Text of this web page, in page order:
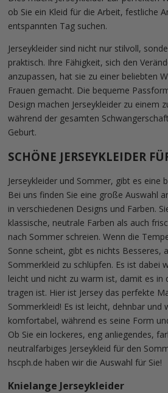
ob Sie ein Kleid für die Arbeit, festliche
entspannten Tag suchen.
Jerseykleider sind nicht nur stilvoll,
praktisch. Ihre Fähigkeit, sich den
anzupassen, hat sie zu einer beliebten
Frauen gemacht. Die bequeme
Design machen Jerseykleider zu einem
während der gesamten
Geburt.
SCHÖNE JERSEYKLEIDER
Jerseykleider und Sommer, gibt es eine
Bei uns finden Sie eine große Auswahl
in verschiedenen Designs und Farben.
klassische, neutrale Farben als auch
nach Sommer schreien. Wenn die
Sonne scheint, gibt es nichts Besseres,
Sommerkleid zu schlüpfen. Es ist dabei
leicht und nicht zu warm ist, damit es in
tragen ist. Hier ist Jersey das perfekte
Sommerkleid! Es ist leicht, dehnbar und
komfortabel, während es seine Form
Ob Sie ein lockeres, eng anliegendes,
neutralfarbiges Jerseykleid für den
hscph.de haben wir die Auswahl für Sie!
Knielange Jerseykleider